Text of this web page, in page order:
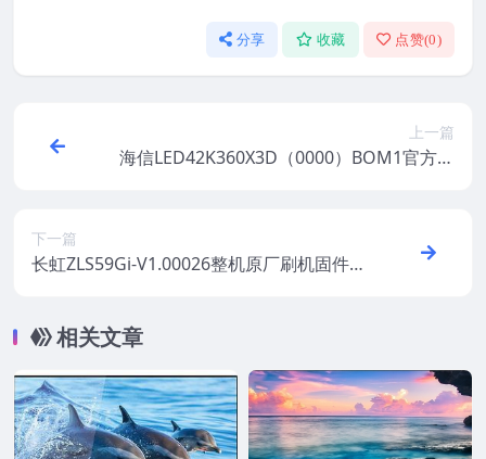
分享 收藏 点赞(0)
上一篇
海信LED42K360X3D（0000）BOM1官方原
下一篇
长虹ZLS59Gi-V1.00026整机原厂刷机固件下
相关文章